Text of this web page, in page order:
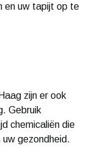
en uw tapijt op te
zijn er ook
Gebruik
chemicaliën die
uw gezondheid.